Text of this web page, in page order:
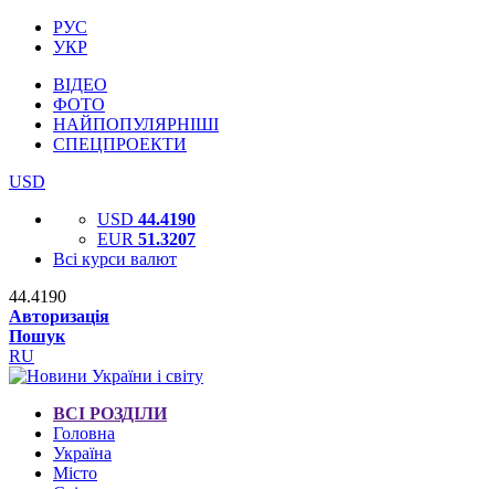
РУС
УКР
ВІДЕО
ФОТО
НАЙПОПУЛЯРНІШІ
СПЕЦПРОЕКТИ
USD
USD 44.4190
EUR 51.3207
Всі курси валют
44.4190
Авторизація
Пошук
RU
ВСІ РОЗДІЛИ
Головна
Україна
Місто